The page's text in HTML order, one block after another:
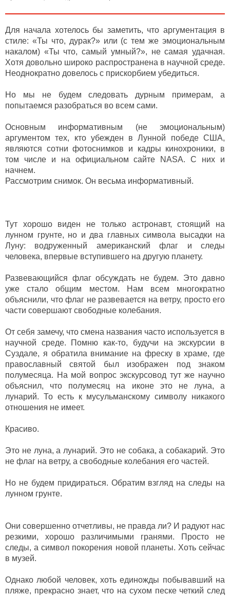
Для начала хотелось бы заметить, что аргументация в
стиле: «Ты что, дурак?» или (с тем же эмоциональным
накалом) «Ты что, самый умный?», не самая удачная.
Хотя довольно широко распространена в научной среде.
Неоднократно довелось с прискорбием убедиться.
Но мы не будем следовать дурным примерам, а
попытаемся разобраться во всем сами.
Основным информативным (не эмоциональным)
аргументом тех, кто убежден в Лунной победе США,
являются сотни фотоснимков и кадры кинохроники, в
том числе и на официальном сайте NASA. С них и
начнем.
Рассмотрим снимок. Он весьма информативный.
Тут хорошо виден не только астронавт, стоящий на
лунном грунте, но и два главных символа высадки на
Луну: водруженный американский флаг и следы
человека, впервые вступившего на другую планету.
Развевающийся флаг обсуждать не будем. Это давно
уже стало общим местом. Нам всем многократно
объяснили, что флаг не развевается на ветру, просто его
части совершают свободные колебания.
От себя замечу, что смена названия часто используется в
научной среде. Помню как-то, будучи на экскурсии в
Суздале, я обратила внимание на фреску в храме, где
православный святой был изображен под знаком
полумесяца. На мой вопрос экскурсовод тут же научно
объяснил, что полумесяц на иконе это не луна, а
лунарий. То есть к мусульманскому символу никакого
отношения не имеет.
Красиво.
Это не луна, а лунарий. Это не собака, а собакарий. Это
не флаг на ветру, а свободные колебания его частей.
Но не будем придираться. Обратим взгляд на следы на
лунном грунте.
Они совершенно отчетливы, не правда ли? И радуют нас
резкими, хорошо различимыми гранями. Просто не
следы, а символ покорения новой планеты. Хоть сейчас
в музей.
Однако любой человек, хоть единожды побывавший на
пляже, прекрасно знает, что на сухом песке четкий след